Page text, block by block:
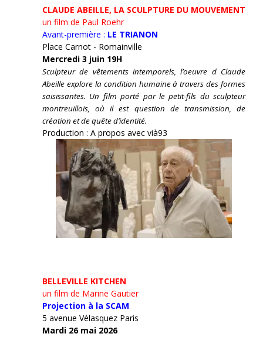
CLAUDE ABEILLE, LA SCULPTURE DU MOUVEMENT
un film de Paul Roehr
Avant-première : LE TRIANON
Place Carnot - Romainville
Mercredi 3 juin 19H
Sculpteur de vêtements intemporels, l’oeuvre d Claude
Abeille explore la condition humaine à travers des formes
saisissantes. Un film porté par le petit-fils du sculpteur
montreuillois, où il est question de transmission, de
création et de quête d’identité.
Production : A propos avec vià93
BELLEVILLE KITCHEN
un film de Marine Gautier
Projection à la SCAM
5 avenue Vélasquez Paris
Mardi 26 mai 2026